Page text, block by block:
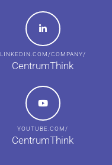
LINKEDIN.COM/COMPANY/
CentrumThink
YOUTUBE.COM/
CentrumThink